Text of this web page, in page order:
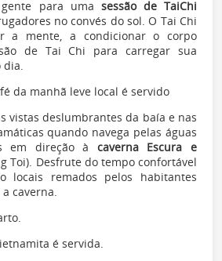
para uma sessão de TaiChi
no convés do sol. O Tai Chi
a mente, a condicionar o corpo
de Tai Chi para carregar sua
dia.
da manhã leve local é servido
vistas deslumbrantes da baía e nas
quando navega pelas águas
em direção à caverna Escura e
Toi). Desfrute do tempo confortável
locais remados pelos habitantes
caverna.
é servida.